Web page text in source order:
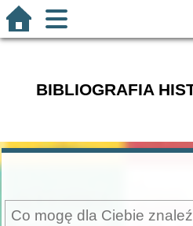
BIBLIOGRAFIA